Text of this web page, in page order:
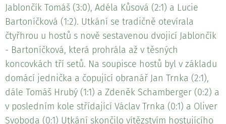
Jablončík Tomáš (3:0), Adéla Kůsová (2:1) a Lucie
Bartoníčková (1:2). Utkání se tradičně otevírala
čtyřhrou u hostů s nově sestavenou dvojicí Jablončík
- Bartoníčková, která prohrála až v těsných
koncovkách tří setů. Na soupisce hostů byl v základu
domácí jednička a čopující obranář Jan Trnka (2:1),
dále Tomáš Hrubý (1:1) a Zdeněk Schamberger (0:2) a
v posledním kole střídající Václav Trnka (0:1) a Oliver
Svoboda (0:1) Utkání skončilo vítězstvím hostujícího